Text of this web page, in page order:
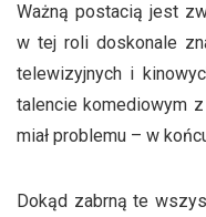
Ważną postacią jest
w tej roli doskonale
telewizyjnych i
talencie komediowym
miał problemu – w
Dokąd zabrną te